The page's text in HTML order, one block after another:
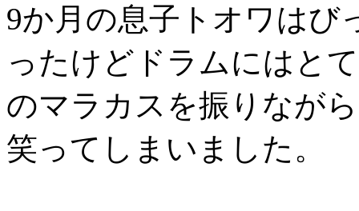
9か月の息子トオワはび
ったけどドラムにはと
のマラカスを振りなが
笑ってしまいました。